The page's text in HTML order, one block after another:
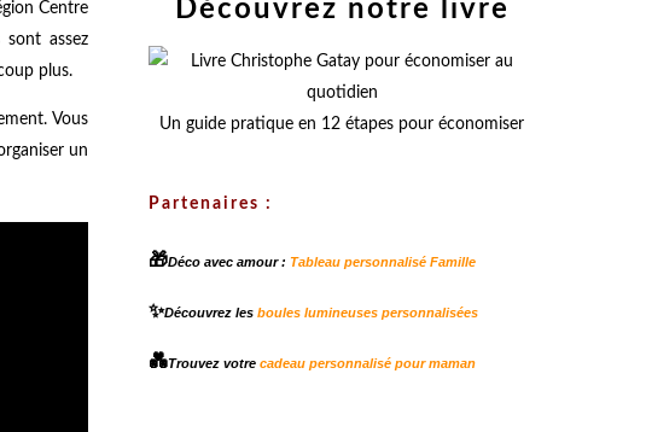
Centre
assez
plus.
Vous
un
Découvrez notre livre
Un guide pratique en 12 étapes pour économiser
Partenaires :
🎁Déco avec amour : Tableau personnalisé Famille
✨Découvrez les boules lumineuses personnalisées
💑Trouvez votre cadeau personnalisé pour maman